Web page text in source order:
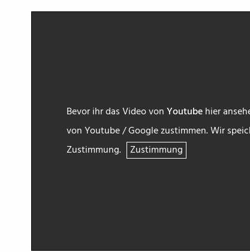
Bevor ihr das Video vonYoutubehier
von Youtube / Google zustimmen. Wir
Zustimmung. Zustimmung